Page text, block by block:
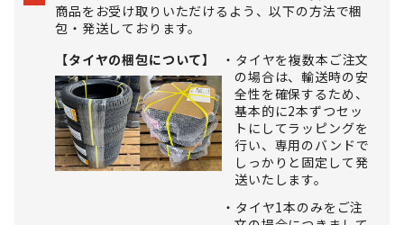
商品をお受け取りいただけるよう、以下の方法で梱
包・発送しております。
【タイヤの梱包について】
タイヤを複数本ご注文
の場合は、輸送時の安
全性を確保するため、
基本的に2本ずつセッ
トにしてラッピングを
行い、専用のバンドで
しっかりと固定して発
送いたします。
タイヤ1本のみをご注